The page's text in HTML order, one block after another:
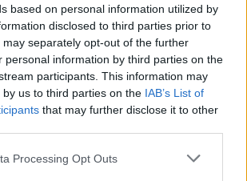
based on personal information utilized by
disclosed to third parties prior to
separately opt-out of the further
personal information by third parties on the
participants. This information may
us to third parties on the IAB’s List of
that may further disclose it to other
website/app uses one or more Google
Processing Opt Outs
és értesülj a friss hírekről a
is!
Követem